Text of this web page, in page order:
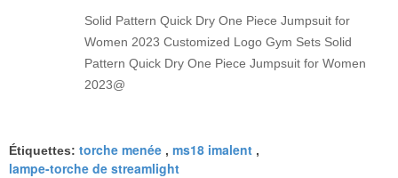
Solid Pattern Quick Dry One Piece Jumpsuit for
Women 2023 Customized Logo Gym Sets Solid
Pattern Quick Dry One Piece Jumpsuit for Women
2023@
Étiquettes: torche menée , ms18 imalent ,
lampe-torche de streamlight